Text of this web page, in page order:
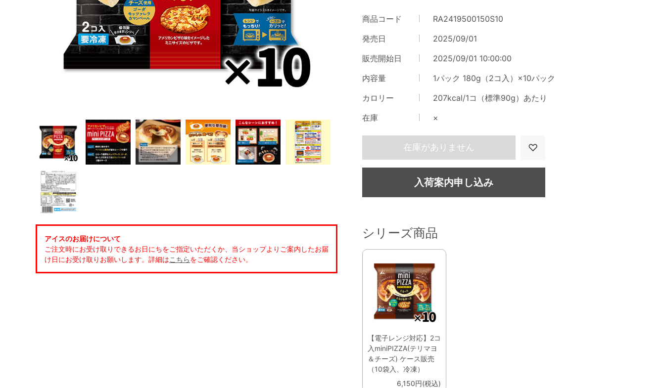
アイスのお届けについて
ご注文時にお受け取りできるお日にちをご指定いただくか、当ショップよりご案内したお届
け日にお受け取りお願いします。詳細はこちらをご確認ください。
商品コード
RA2419500150S10
発売日
2025/09/01
販売開始日
2025/09/01 10:00:00
内容量
1パック 180g（2コ入）×10パック
カロリー
207kcal/1コ（標準90g）あたり
在庫
×
在庫がありません
入荷案内申し込み
シリーズ商品
【電子レンジ対応】2コ
入miniPIZZA(テリマヨ
＆チーズ) ケース販売
（10袋入、冷凍）
6,150円(税込)